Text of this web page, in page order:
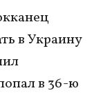
в Украину
в 36-ю